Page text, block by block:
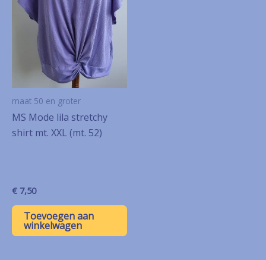
maat 50 en groter
MS Mode lila stretchy
shirt mt. XXL (mt. 52)
€ 7,50
Toevoegen aan
winkelwagen